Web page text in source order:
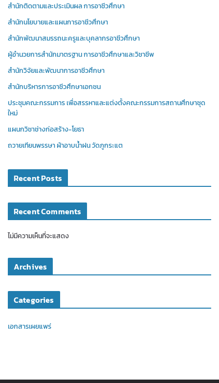
สำนักติดตามและประเมินผล การอาชีวศึกษา
สำนักนโยบายและแผนการอาชีวศึกษา
สำนักพัฒนาสมรรถนะครูและบุคลากรอาชีวศึกษา
ผู้อำนวยการสำนักมาตรฐาน การอาชีวศึกษาและวิชาชีพ
สำนักวิจัยและพัฒนาการอาชีวศึกษา
สำนักบริหารการอาชีวศึกษาเอกชน
ประชุมคณะกรรมการ เพื่อสรรหาและแต่งตั้งคณะกรรมการสถานศึกษาชุด
ใหม่
แผนกวิชาช่างก่อสร้าง-โยธา
ถวายเทียนพรรษา ผ้าอาบน้ำฝน วัดภูกระแต
Recent Posts
Recent Comments
ไม่มีความเห็นที่จะแสดง
Archives
Categories
เอกสารเผยแพร่